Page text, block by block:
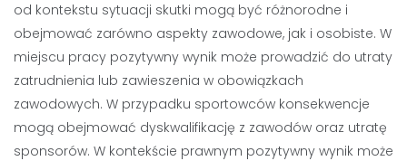
od kontekstu sytuacji skutki mogą być różnorodne i
obejmować zarówno aspekty zawodowe, jak i osobiste. W
miejscu pracy pozytywny wynik może prowadzić do utraty
zatrudnienia lub zawieszenia w obowiązkach
zawodowych. W przypadku sportowców konsekwencje
mogą obejmować dyskwalifikację z zawodów oraz utratę
sponsorów. W kontekście prawnym pozytywny wynik może